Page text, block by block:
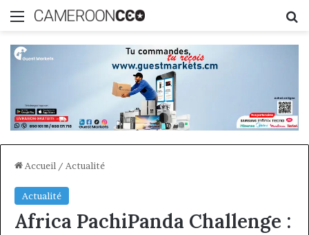
Menu
Accueil / Actualité
Actualité
Africa PachiPanda Challenge :